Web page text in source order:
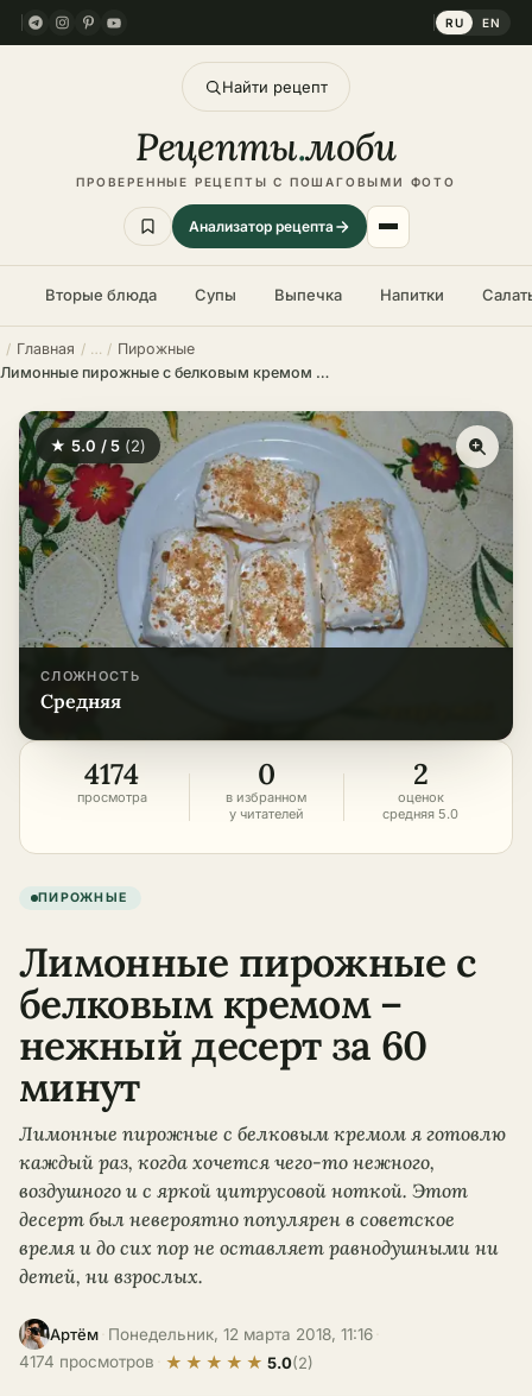
RU EN
Найти рецепт
Рецепты.моби
ПРОВЕРЕННЫЕ РЕЦЕПТЫ С ПОШАГОВЫМИ ФОТО
Анализатор рецепта
Вторые блюда Супы Выпечка Напитки
Главная
Пирожные
Лимонные пирожные с белковым кремом – нежный десерт за 60 минут
★ 5.0 / 5 (2)
СЛОЖНОСТЬ
средняя
4174
просмотра
0
в избранном
у читателей
2
оценок
средняя 5.0
ПИРОЖНЫЕ
Лимонные пирожные с
белковым кремом –
нежный десерт за 60
минут
Лимонные пирожные с белковым кремом я готовлю
каждый раз, когда хочется чего-то нежного,
воздушного и с яркой цитрусовой ноткой. Этот
десерт был невероятно популярен в советское
время и до сих пор не оставляет равнодушными ни
детей, ни взрослых.
Артём Понедельник, 12 марта 2018, 11:16
4174 просмотров
★ ★ ★ ★ ★ 5.0(2)